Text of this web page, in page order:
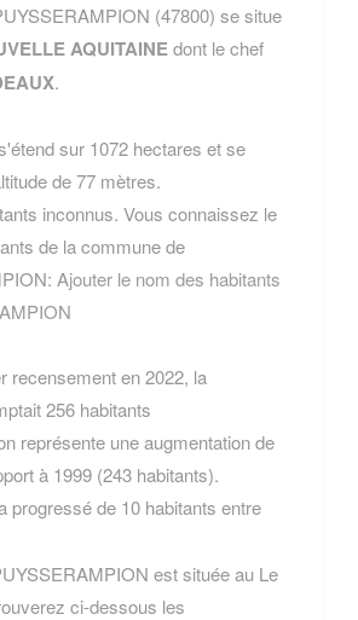
(47800) se situe
AQUITAINEdont le chef
.
sur 1072 hectares et se
de 77 mètres.
inconnus. Vous connaissez le
de la commune de
Ajouter le nom des habitants
recensement en 2022, la
256 habitants
représente une augmentation de
à 1999 (243 habitants).
progressé de 10 habitants entre
est située au Le
ci-dessous les